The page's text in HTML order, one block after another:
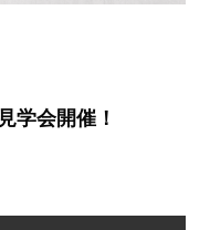
学会開催！